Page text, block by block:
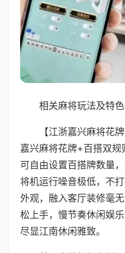
相关麻将玩法及特
【江浙嘉兴麻将花
嘉兴麻将花牌+百搭双规
可自由设置百搭牌数量
将机运行噪音极低，不
外观，融入客厅装修毫
松上手，慢节奏休闲娱
尽显江南休闲雅致。